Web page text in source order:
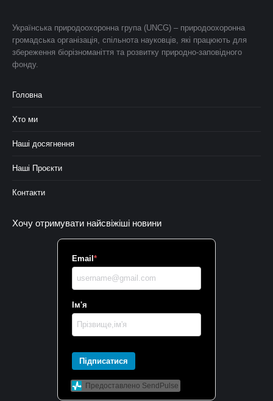
Українська природоохоронна група (UNCG) – природоохоронна
громадська організація, спільнота науковців, які працюють для
збереження біорізноманіття та розвитку природно-заповідного
фонду.
Головна
Хто ми
Наші досягнення
Наші Проєкти
Контакти
Хочу отримувати найсвіжіші новини
Email *
Ім'я
Підписатися
Предоставлено SendPulse